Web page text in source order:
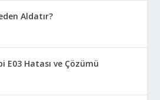
Aldatır?
E03 Hatası ve Çözümü